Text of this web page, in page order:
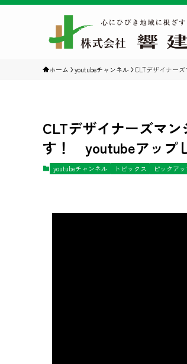
ホーム youtubeチャンネル CLTデザイナー
CLTデザイナーズマ
す！ youtubeアップ
youtubeチャンネル トピックス ピックア